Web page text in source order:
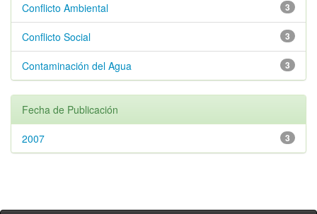
3
Conflicto Ambiental
3
Conflicto Social
3
Contaminación del Agua
Fecha de Publicación
3
2007